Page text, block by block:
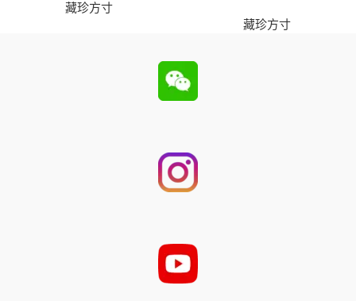
藏珍方寸
藏珍方寸